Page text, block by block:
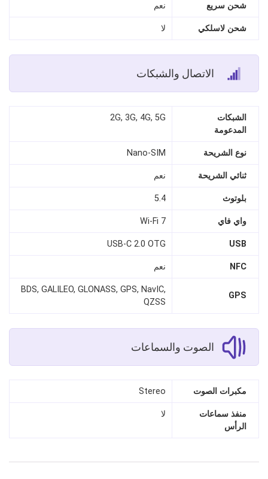
شحن سريع نعم
شحن لاسلكي لا
الاتصال والشبكات
الشبكات
المدعومة
2G, 3G, 4G, 5G
نوع الشريحة Nano‑SIM
ثنائي الشريحة نعم
بلوتوث 5.4
واي فاي Wi‑Fi 7
USB
USB‑C 2.0 OTG
NFC نعم
GPS
BDS, GALILEO, GLONASS, GPS, NavIC,
QZSS
الصوت والسماعات
مكبرات الصوت Stereo
منفذ سماعات
الرأس
لا